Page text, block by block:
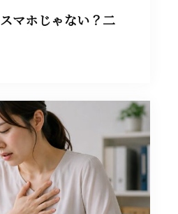
マホじゃない？二